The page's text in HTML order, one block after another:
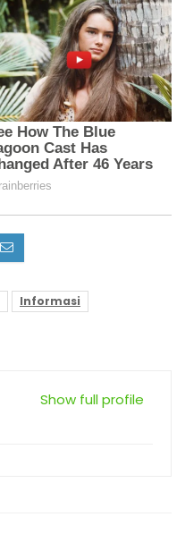
Informasi
Show full profile